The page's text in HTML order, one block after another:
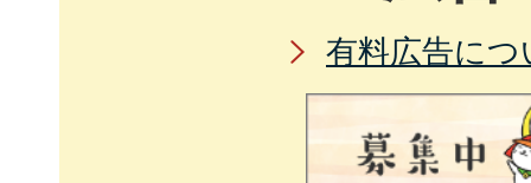
有料広告につ